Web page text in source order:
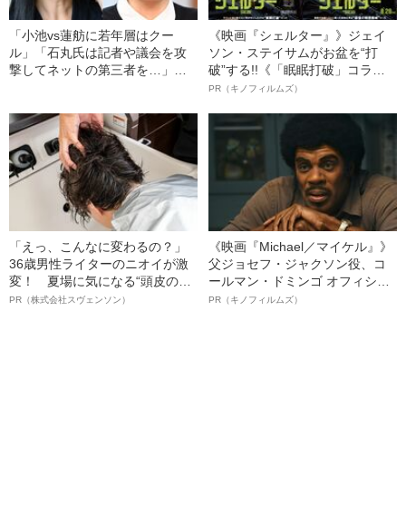
「小池vs蓮舫に若年層はクー
ル」「石丸氏は記者や議会を攻
撃してネットの第三者を…」三
《映画『シェルター』》ジェイ
ソン・ステイサムがお盆を“打
破”する!!《「眠眠打破」コラ
ボ》
PR（キノフィルムズ）
「えっ、こんなに変わるの？」
36歳男性ライターのニオイが激
変！ 夏場に気になる“頭皮のニ
オイ”や“ベタつき”を解消す
PR（株式会社スヴェンソン）
《映画『Michael／マイケル』》
父ジョセフ・ジャクソン役、コ
ールマン・ドミンゴ オフィシャ
ルインタビュー“観客を魅了した
PR（キノフィルムズ）